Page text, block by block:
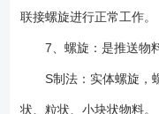
联接螺旋进行正常工作。
7、螺旋：是推送物料
S制法：实体螺旋，螺
状、粒状、小块状物料。